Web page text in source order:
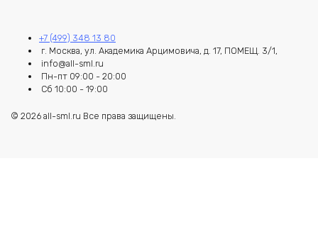
+7 (499) 348 13 80
г. Москва, ул. Академика Арцимовича, д. 17, ПОМЕЩ. 3/1,
info@all-sml.ru
Пн-пт 09:00 - 20:00
Сб 10:00 - 19:00
© 2026 all-sml.ru Все права защищены.